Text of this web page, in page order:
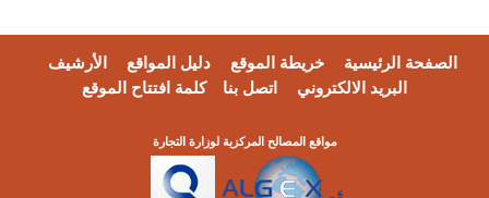
الصفحة الرئيسية خريطة الموقع دليل المواقع
الأرشيف
البريد الالكتروني
اتصل بنا كلمة افتتاح الموقع
مواقع المصالح المركزية لوزارة التجارة